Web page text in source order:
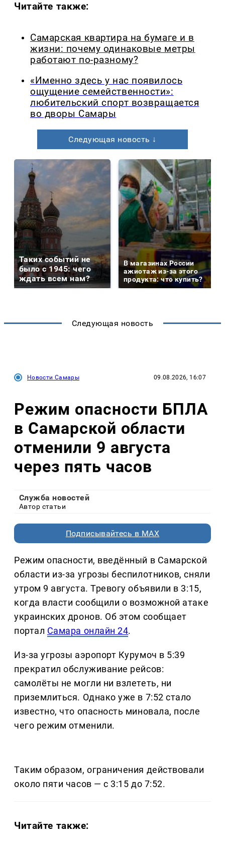
Читайте также:
Самарская квартира на бумаге и в
жизни: почему одинаковые метры
работают по-разному?
«Именно здесь у нас появилось
ощущение семейственности»:
любительский спорт возвращается
во дворы Самары
Следующая новость ↓
Таких событий не
было с 1945: чего
ждать всем нам?
В магазинах России
ажиотаж из-за этого
продукта: что купить?
Следующая новость
Новости Самары 09.08.2026, 16:07
Режим опасности БПЛА
в Самарской области
отменили 9 августа
через пять часов
Служба новостей
Автор статьи
Подписывайтесь в MAX
Режим опасности, введённый в Самарской
области из-за угрозы беспилотников, сняли
утром 9 августа. Тревогу объявили в 3:15,
когда власти сообщили о возможной атаке
украинских дронов. Об этом сообщает
портал Самара онлайн 24.
Из-за угрозы аэропорт Курумоч в 5:39
прекратил обслуживание рейсов:
самолёты не могли ни взлететь, ни
приземлиться. Однако уже в 7:52 стало
известно, что опасность миновала, после
чего режим отменили.
Таким образом, ограничения действовали
около пяти часов — с 3:15 до 7:52.
Читайте также: